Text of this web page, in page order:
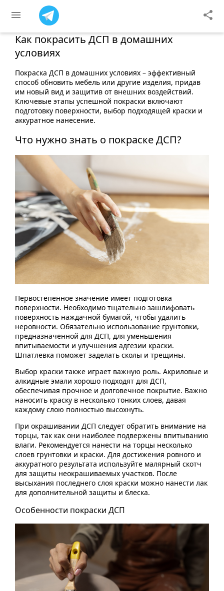
Как покрасить ДСП в домашних
условиях
Покраска ДСП в домашних условиях – эффективный
способ обновить мебель или другие изделия, придав
им новый вид и защитив от внешних воздействий.
Ключевые этапы успешной покраски включают
подготовку поверхности, выбор подходящей краски и
аккуратное нанесение.
Что нужно знать о покраске ДСП?
Первостепенное значение имеет подготовка
поверхности. Необходимо тщательно зашлифовать
поверхность наждачной бумагой, чтобы удалить
неровности. Обязательно использование грунтовки,
предназначенной для ДСП, для уменьшения
впитываемости и улучшения адгезии краски.
Шпатлевка поможет заделать сколы и трещины.
Выбор краски также играет важную роль. Акриловые и
алкидные эмали хорошо подходят для ДСП,
обеспечивая прочное и долговечное покрытие. Важно
наносить краску в несколько тонких слоев, давая
каждому слою полностью высохнуть.
При окрашивании ДСП следует обратить внимание на
торцы, так как они наиболее подвержены впитыванию
влаги. Рекомендуется нанести на торцы несколько
слоев грунтовки и краски. Для достижения ровного и
аккуратного результата используйте малярный скотч
для защиты неокрашиваемых участков. После
высыхания последнего слоя краски можно нанести лак
для дополнительной защиты и блеска.
Особенности покраски ДСП
menu share